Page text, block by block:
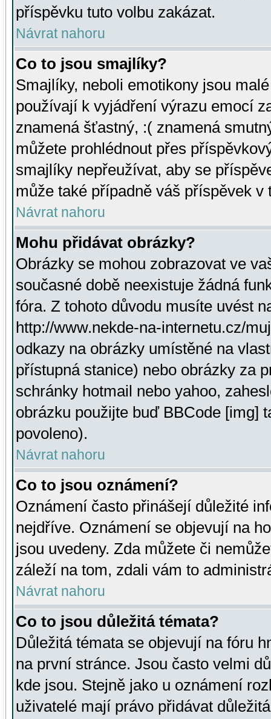
příspěvku tuto volbu zakázat.
Návrat nahoru
Co to jsou smajlíky?
Smajlíky, neboli emotikony jsou
používají k vyjádření výrazu emocí
znamená šťastný, :( znamená
můžete prohlédnout přes
smajlíky nepřeužívat, aby se
může také případně váš příspěvek v
Návrat nahoru
Mohu přidávat obrázky?
Obrázky se mohou zobrazovat ve
současné době neexistuje žádná
fóra. Z tohoto důvodu musíte uvést
http://www.nekde-na-internetu.cz/
odkazy na obrázky umístěné na
přístupná stanice) nebo obrázky za
schránky hotmail nebo yahoo,
obrázku použijte buď BBCode [img]
povoleno).
Návrat nahoru
Co to jsou oznámení?
Oznámení často přinášejí důležité
nejdříve. Oznámení se objevují na
jsou uvedeny. Zda můžete či
záleží na tom, zdali vám to
Návrat nahoru
Co to jsou důležitá témata?
Důležitá témata se objevují na fóru
na první stránce. Jsou často velmi
kde jsou. Stejně jako u oznámení
uživatelé mají právo přidávat